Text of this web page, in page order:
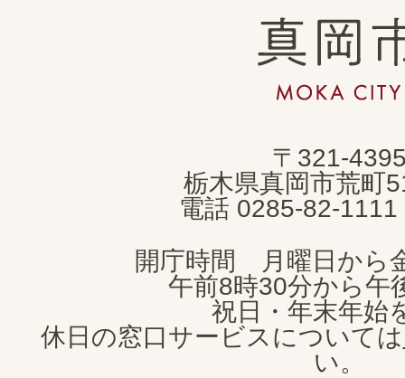
真
岡
市
CITY
〒321-
栃木県真岡市荒町
電話 0285-82-1111
開庁時間 月曜日から
午前8時30分から午
祝日・年末年始
休日の窓口サービスについては
い。